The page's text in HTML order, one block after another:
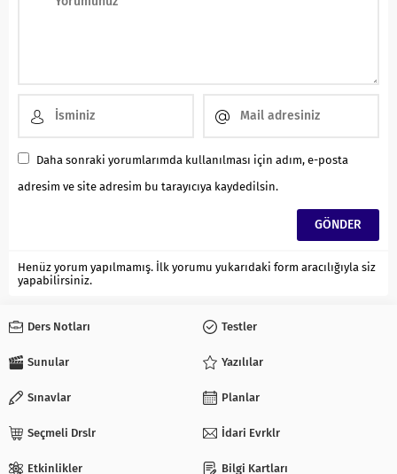
Daha sonraki yorumlarımda kullanılması için adım, e-posta
adresim ve site adresim bu tarayıcıya kaydedilsin.
Henüz yorum yapılmamış. İlk yorumu yukarıdaki form aracılığıyla siz
yapabilirsiniz.
Ders Notları Testler
Sunular Yazılılar
Sınavlar Planlar
Seçmeli Drslr İdari Evrklr
Etkinlikler Bilgi Kartları